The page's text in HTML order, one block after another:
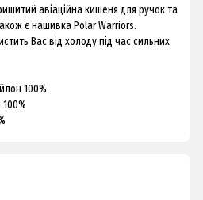
авіаційна кишеня для ручок та
є нашивка Polar Warriors.
Вас від холоду під час сильних
100%